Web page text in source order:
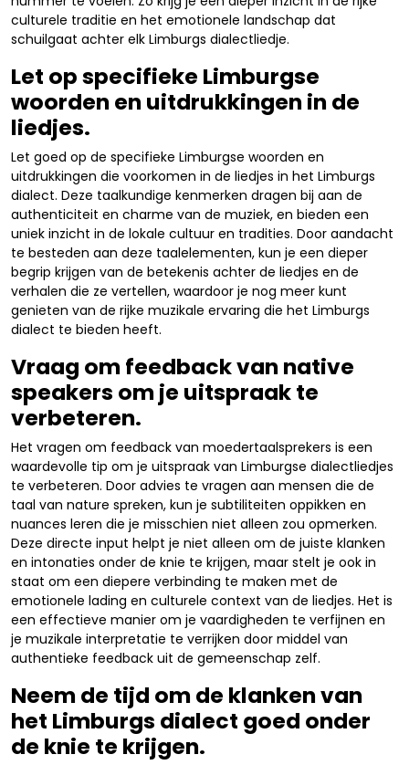
culturele traditie en het emotionele landschap dat
schuilgaat achter elk Limburgs dialectliedje.
Let op specifieke Limburgse
woorden en uitdrukkingen in de
liedjes.
Let goed op de specifieke Limburgse woorden en
uitdrukkingen die voorkomen in de liedjes in het Limburgs
dialect. Deze taalkundige kenmerken dragen bij aan de
authenticiteit en charme van de muziek, en bieden een
uniek inzicht in de lokale cultuur en tradities. Door aandacht
te besteden aan deze taalelementen, kun je een dieper
begrip krijgen van de betekenis achter de liedjes en de
verhalen die ze vertellen, waardoor je nog meer kunt
genieten van de rijke muzikale ervaring die het Limburgs
dialect te bieden heeft.
Vraag om feedback van native
speakers om je uitspraak te
verbeteren.
Het vragen om feedback van moedertaalsprekers is een
waardevolle tip om je uitspraak van Limburgse dialectliedjes
te verbeteren. Door advies te vragen aan mensen die de
taal van nature spreken, kun je subtiliteiten oppikken en
nuances leren die je misschien niet alleen zou opmerken.
Deze directe input helpt je niet alleen om de juiste klanken
en intonaties onder de knie te krijgen, maar stelt je ook in
staat om een diepere verbinding te maken met de
emotionele lading en culturele context van de liedjes. Het is
een effectieve manier om je vaardigheden te verfijnen en
je muzikale interpretatie te verrijken door middel van
authentieke feedback uit de gemeenschap zelf.
Neem de tijd om de klanken van
het Limburgs dialect goed onder
de knie te krijgen.